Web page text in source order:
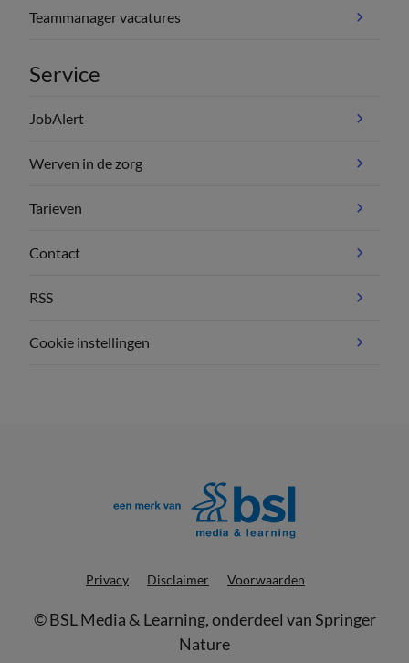
Teammanager vacatures
Service
JobAlert
Werven in de zorg
Tarieven
Contact
RSS
Cookie instellingen
Privacy Disclaimer Voorwaarden
©BSL Media & Learning, onderdeel vanSpringer
Nature